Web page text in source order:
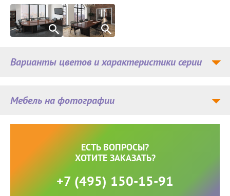
Мебель на фотографии
Варианты цветов и характеристики серии
ЕСТЬ ВОПРОСЫ?
ХОТИТЕ ЗАКАЗАТЬ?
+7 (495) 150-15-91